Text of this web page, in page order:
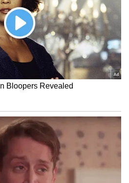
உணவை பலரும்
ஆனால் இரவு உணவைத்
மற்றும்
இரவு உணவு அன்றைய
உறங்கும்
தேவையான
ஊட்டச்சத்துக்களை
வாய்ப்பாகவும்